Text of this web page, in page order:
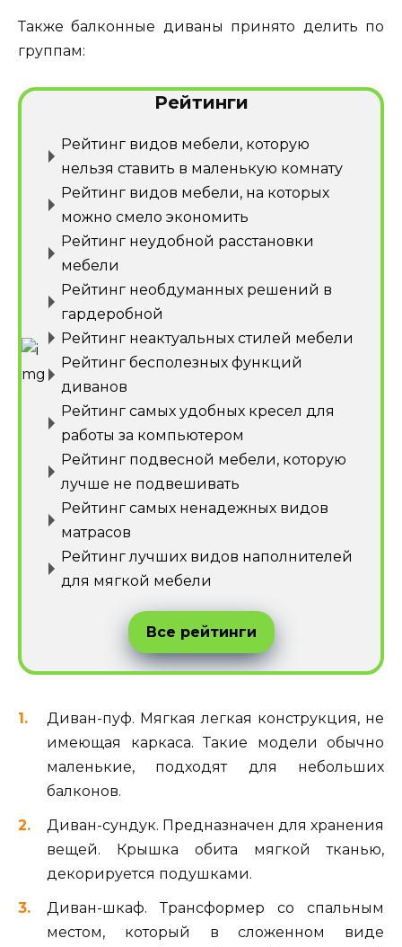
Также балконные диваны принято делить по
группам:
Рейтинги
Рейтинг видов мебели, которую
нельзя ставить в маленькую комнату
Рейтинг видов мебели, на которых
можно смело экономить
Рейтинг неудобной расстановки
мебели
Рейтинг необдуманных решений в
гардеробной
Рейтинг неактуальных стилей мебели
Рейтинг бесполезных функций
диванов
Рейтинг самых удобных кресел для
работы за компьютером
Рейтинг подвесной мебели, которую
лучше не подвешивать
Рейтинг самых ненадежных видов
матрасов
Рейтинг лучших видов наполнителей
для мягкой мебели
Все рейтинги
Диван-пуф. Мягкая легкая конструкция, не
имеющая каркаса. Такие модели обычно
маленькие, подходят для небольших
балконов.
Диван-сундук. Предназначен для хранения
вещей. Крышка обита мягкой тканью,
декорируется подушками.
Диван-шкаф. Трансформер со спальным
местом, который в сложенном виде